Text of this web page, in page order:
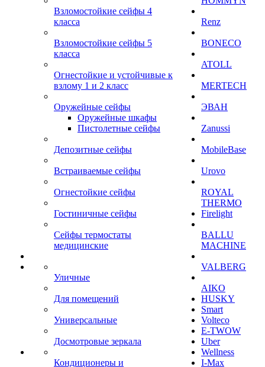
Взломостойкие сейфы 4
класса
Взломостойкие сейфы 5
класса
Огнестойкие и устойчивые к
взлому 1 и 2 класс
Оружейные сейфы
Оружейные шкафы
Пистолетные сейфы
Депозитные сейфы
Встраиваемые сейфы
Огнестойкие сейфы
Гостиничные сейфы
Сейфы термостаты
медицинские
Уличные
Для помещений
Универсальные
Досмотровые зеркала
Кондиционеры и
Renz
BONECO
ATOLL
MERTECH
ЭВАН
Zanussi
MobileBase
Urovo
ROYAL
THERMO
Firelight
BALLU
MACHINE
VALBERG
AIKO
HUSKY
Smart
Volteco
E-TWOW
Uber
Wellness
I-Max